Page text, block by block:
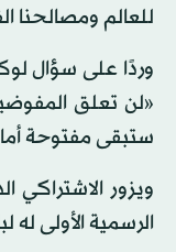
للعالم ومصالحنا
وردًا على سؤال
«لن تعلق
ستبقى مفتوحة
ويزور الاشتراكي
الرسمية الأولى له